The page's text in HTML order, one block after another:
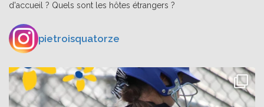
d'accueil ? Quels sont les hôtes étrangers ?
pietroisquatorze